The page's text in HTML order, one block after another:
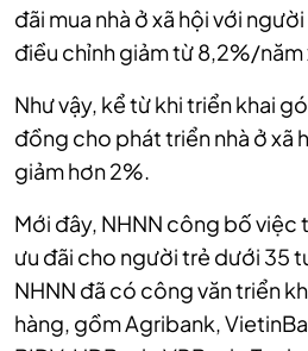
đãi mua nhà ở xã hội với
điều chỉnh giảm từ 8,2%/năm
Như vậy, kể từ khi triển khai
đồng cho phát triển nhà ở xã
giảm hơn 2%.
Mới đây, NHNN công bố việc
ưu đãi cho người trẻ dưới 35
NHNN đã có công văn triển
hàng, gồm Agribank,